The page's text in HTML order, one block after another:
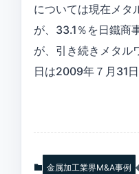
については現在メタ
が、33.1％を日鐵商
が、引き続きメタル
日は2009年７月31日
金属加工業界M&A事例